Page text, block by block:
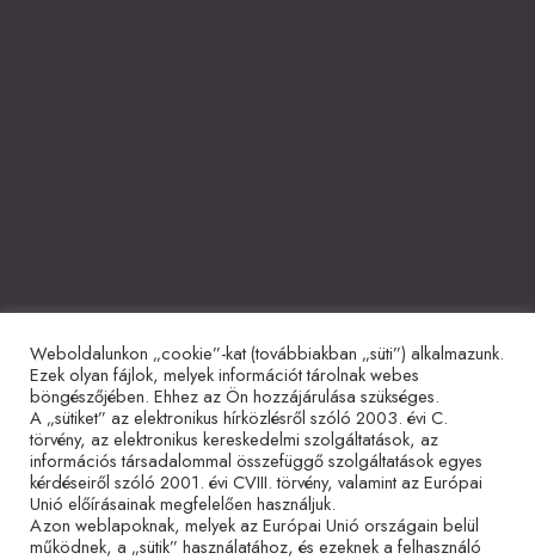
Együttműködő partnerek
Adatvédelmi tájékoztató Impresszum Sütitájékoztató
Weboldalunkon „cookie”-kat (továbbiakban „süti”) alkalmazunk.
Ezek olyan fájlok, melyek információt tárolnak webes
böngészőjében. Ehhez az Ön hozzájárulása szükséges.
A „sütiket” az elektronikus hírközlésről szóló 2003. évi C.
törvény, az elektronikus kereskedelmi szolgáltatások, az
információs társadalommal összefüggő szolgáltatások egyes
kérdéseiről szóló 2001. évi CVIII. törvény, valamint az Európai
Unió előírásainak megfelelően használjuk.
Azon weblapoknak, melyek az Európai Unió országain belül
működnek, a „sütik” használatához, és ezeknek a felhasználó